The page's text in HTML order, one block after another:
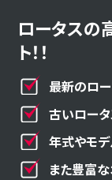
ロータスの
ト！！
最新のロー
古いロータ
年式やモデ
また豊富